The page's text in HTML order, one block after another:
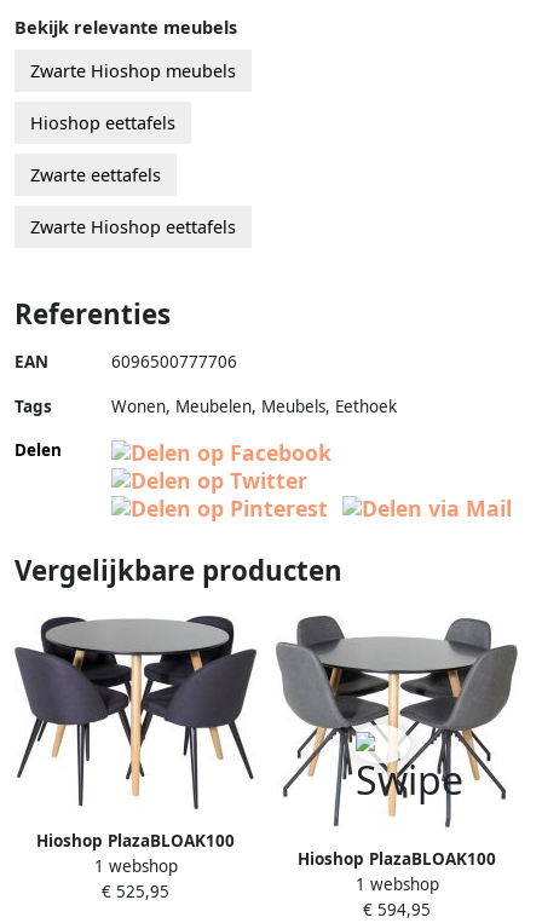
Bekijk relevante meubels
Zwarte Hioshop meubels
Hioshop eettafels
Zwarte eettafels
Zwarte Hioshop eettafels
Referenties
EAN 6096500777706
Tags
Wonen, Meubelen, Meubels, Eethoek
Delen
Vergelijkbare producten
Hioshop PlazaBLOAK100
eethoek eetkamertafel zwart
en 4 Velvet eetkamerstal
1 webshop
€ 525,95
Hioshop PlazaBLOAK100
eethoek eetkamertafel zwart
en 4 Polar eetkamerstal PU
1 webshop
€ 594,95